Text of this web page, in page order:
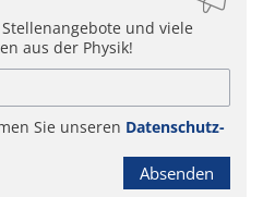
und viele
aus der Physik!
Sie unseren Datenschutz-
Absenden